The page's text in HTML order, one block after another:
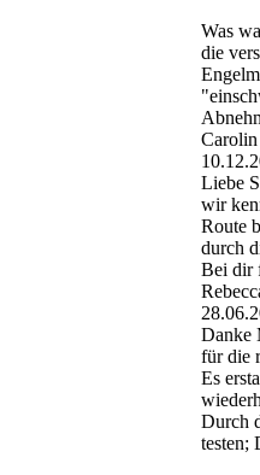
Was
die
Liebe
wir
Route
durch
Bei dir
Danke
für die
Es
Durch
testen;